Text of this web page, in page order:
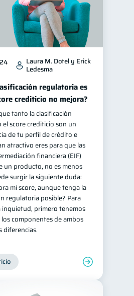
Laura M. Dotel y Erick
Ledesma
regulatoria es
crediticio no mejora?
tanto la clasificación
score crediticio son un
de tu perfil de crédito e
atractivo eres para que las
financiera (EIF)
un producto, no es menos
surgir la siguiente duda:
mi score, aunque tenga la
regulatoria posible? Para
inquietud, primero tenemos
componentes de ambos
diferencias.